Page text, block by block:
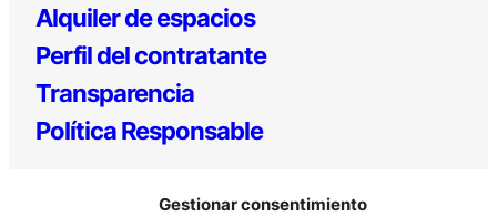
Gestionar consentimiento
Alquiler de espacios
Perfil del contratante
Transparencia
Política Responsable